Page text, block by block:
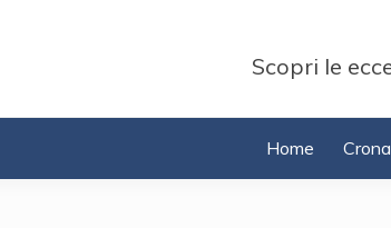
Scopri le
Home